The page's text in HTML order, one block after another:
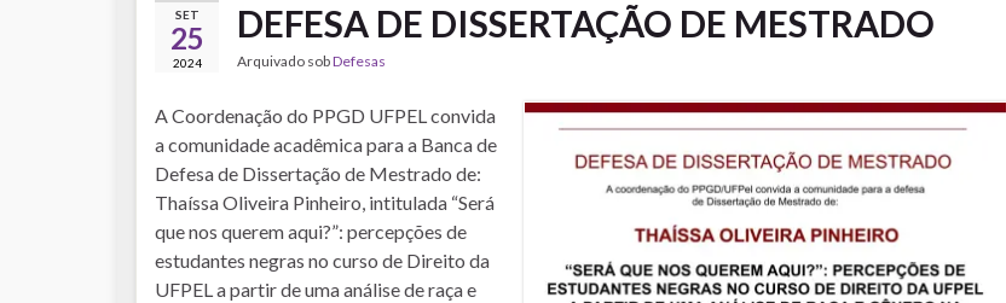
SET
25
2024
DEFESA DE DISSERTAÇÃO DE MESTRADO
Arquivado sobDefesas
A Coordenação do PPGD UFPEL convida
a comunidade acadêmica para a Banca de
Defesa de Dissertação de Mestrado de:
Thaíssa Oliveira Pinheiro, intitulada “Será
que nos querem aqui?”: percepções de
estudantes negras no curso de Direito da
UFPEL a partir de uma análise de raça e